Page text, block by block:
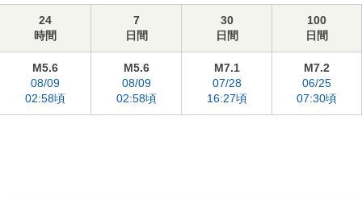
24
時間
7
日間
30
日間
100
日間
M5.6
08/09
02:58頃
M5.6
08/09
02:58頃
M7.1
07/28
16:27頃
M7.2
06/25
07:30頃